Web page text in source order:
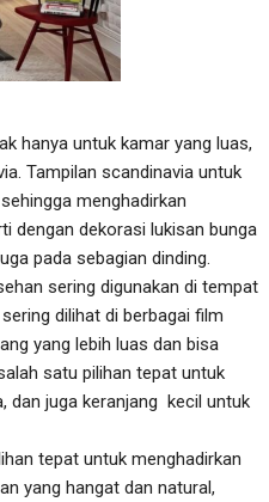
hanya untuk kamar yang luas,
Tampilan scandinavia untuk
menghadirkan
dengan dekorasi lukisan bunga
pada sebagian dinding.
sering digunakan di tempat
dilihat di berbagai film
yang lebih luas dan bisa
satu pilihan tepat untuk
dan juga keranjang kecil untuk
tepat untuk menghadirkan
yang hangat dan natural,